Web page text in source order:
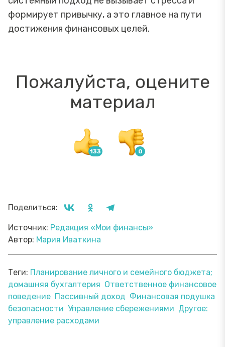
формирует привычку, а это главное на пути
достижения финансовых целей.
Пожалуйста, оцените
материал
Поделиться:
Источник: Редакция «Мои финансы»
Автор: Мария Иваткина
Теги: Планирование личного и семейного бюджета;
домашняя бухгалтерия Ответственное финансовое
поведение Пассивный доход Финансовая подушка
безопасности Управление сбережениями Другое:
управление расходами